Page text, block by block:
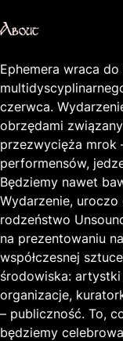
About
Ephemera wraca
czerwca.
obrzędami
przezwycięża mrok
performensów,
Będziemy nawet
Wydarzenie,
rodzeństwo
na prezentowaniu
współczesnej
środowiska: artystki
organizacje,
– publiczność. To,
będziemy